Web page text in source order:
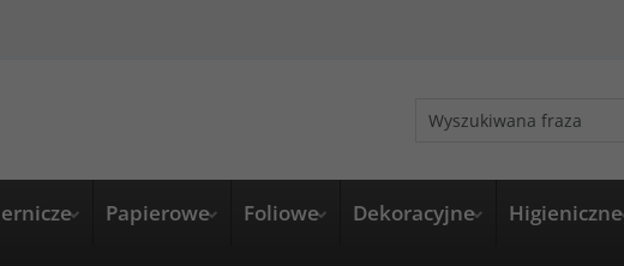
Papierowe Foliowe Dekoracyjne Higieniczne